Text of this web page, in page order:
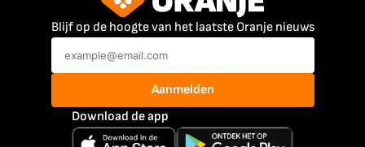
Blijf op de hoogte van het laatste Oranje nieuws
Aanmelden
Download de app